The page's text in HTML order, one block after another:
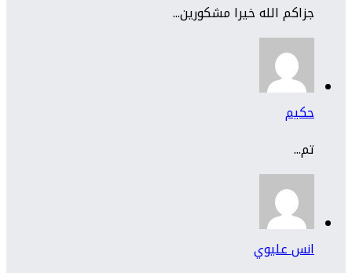
جزاكم الله خيرا مشكورين...
حكيم
تم...
انس عليوي